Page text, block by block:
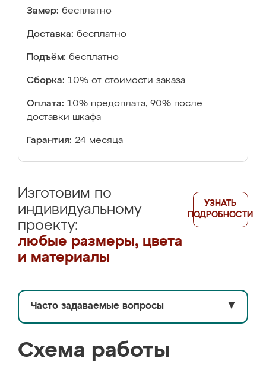
Замер: бесплатно
Доставка: бесплатно
Подъём: бесплатно
Сборка: 10% от стоимости заказа
Оплата: 10% предоплата, 90% после
доставки шкафа
Гарантия: 24 месяца
Изготовим по
индивидуальному
проекту:
любые размеры, цвета
и материалы
УЗНАТЬ
ПОДРОБНОСТИ
Часто задаваемые вопросы ▼
Схема работы